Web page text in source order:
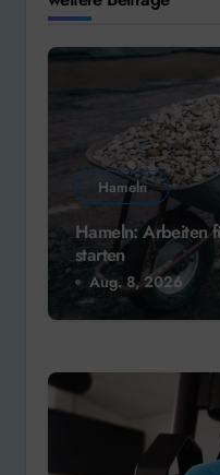
Hameln
Hameln: Arbeiten
starten
Aug. 8, 2026